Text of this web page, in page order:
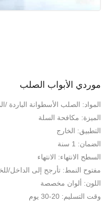
موردي الأبواب الصلب
المواد: الصلب الأسطوانة الباردة /
الميزة: مكافحة السلة
التطبيق: الخارج
الضمان: 1 سنة
السطح الانتهاء: الانتهاء
مفتوح النمط: تأرجح إلى الداخل/
اللون: ألوان مخصصة
وقت التسليم: 20-30 يوم